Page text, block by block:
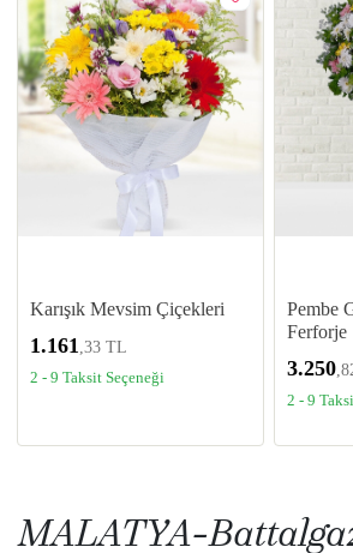
Karışık Mevsim Çiçekleri
1.161 ,33 TL
2 - 9 Taksit Seçeneği
Pembe
Ferforje
3.250
2 - 9
MALATYA-